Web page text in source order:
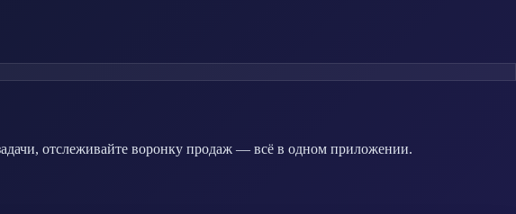
отслеживайте воронку продаж — всё в одном приложении.